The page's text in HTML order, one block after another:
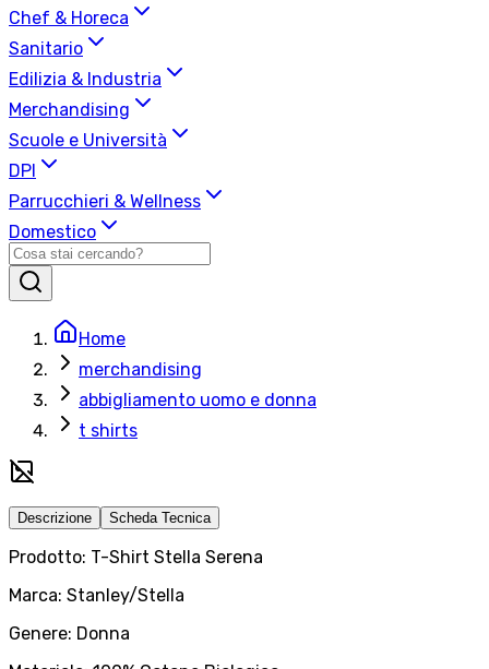
Chef & Horeca
Sanitario
Edilizia & Industria
Merchandising
Scuole e Università
DPI
Parrucchieri & Wellness
Domestico
Home
merchandising
abbigliamento uomo e donna
t shirts
Descrizione Scheda Tecnica
Prodotto: T-Shirt Stella Serena
Marca: Stanley/Stella
Genere: Donna